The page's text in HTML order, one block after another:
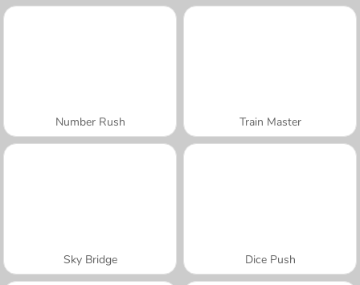
Number Rush Train Master
Sky Bridge Dice Push